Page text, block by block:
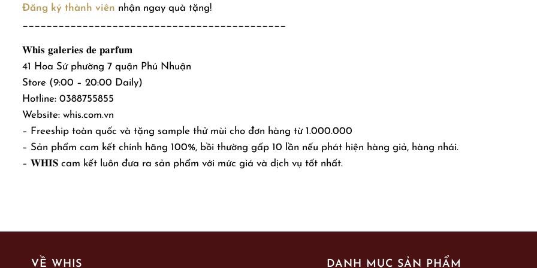
Đăng ký thành viên nhận ngay quà tặng!
____________________________________________
𝐖𝐡𝐢𝐬 𝐠𝐚𝐥𝐞𝐫𝐢𝐞𝐬 𝐝𝐞 𝐩𝐚𝐫𝐟𝐮𝐦
41 Hoa Sứ phường 7 quận Phú Nhuận
Store (9:00 – 20:00 Daily)
Hotline: 0388755855
Website: whis.com.vn
– Freeship toàn quốc và tặng sample thử mùi cho đơn hàng từ 1.000.000
– Sản phẩm cam kết chính hãng 100%, bồi thường gấp 10 lần nếu phát hiện hàng giả, hàng nhái.
– 𝐖𝐇𝐈𝐒 cam kết luôn đưa ra sản phẩm với mức giá và dịch vụ tốt nhất.
VỀ WHIS DANH MỤC SẢN PHẨM